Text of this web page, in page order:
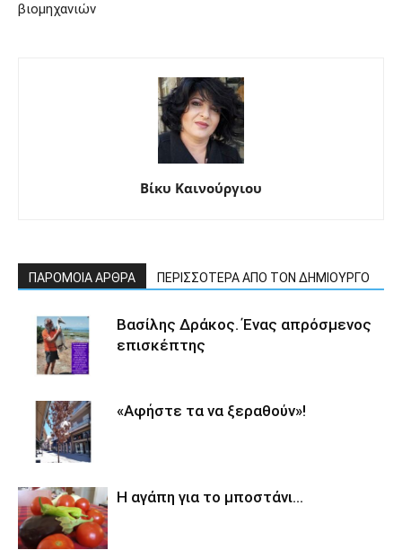
βιομηχανιών
Βίκυ Καινούργιου
ΠΑΡΟΜΟΙΑ ΑΡΘΡΑ ΠΕΡΙΣΣΟΤΕΡΑ ΑΠΟ ΤΟΝ ΔΗΜΙΟΥΡΓΟ
Βασίλης Δράκος. Ένας απρόσμενος
επισκέπτης
«Αφήστε τα να ξεραθούν»!
Η αγάπη για το μποστάνι…